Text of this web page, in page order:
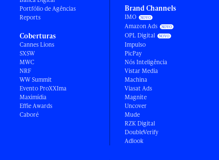
Portfólio de Agências
Reports
Coberturas
Cannes Lions
SXSW
MWC
NRF
WW Summit
Evento ProXXIma
Maximídia
Effie Awards
Caboré
Brand Channels
IMO
Amazon Ads
OPL Digital
Impulso
PicPay
Nós Inteligência
Vistar Media
Machina
Viasat Ads
Magnite
Uncover
Mude
RZK Digital
DoubleVerify
Adlook